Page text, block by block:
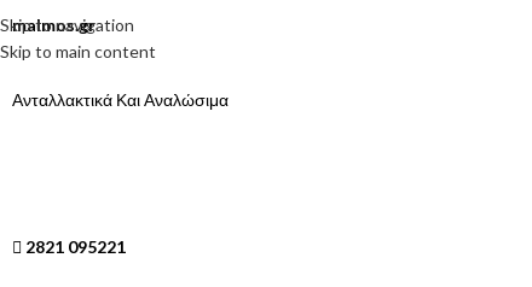
Skip to navigation
Skip to main content
malmos.gr
Ανταλλακτικά Και Αναλώσιμα
2821 095221